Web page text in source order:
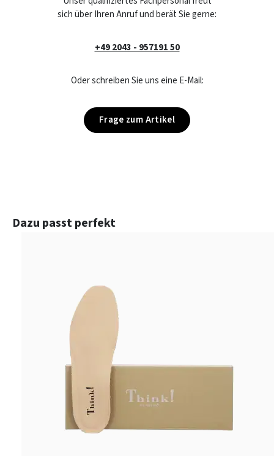
sich über Ihren Anruf und berät Sie gerne:
+49 2043 - 957191 50
Oder schreiben Sie uns eine E-Mail:
Frage zum Artikel
Produktgalerie überspringen
Dazu passt perfekt